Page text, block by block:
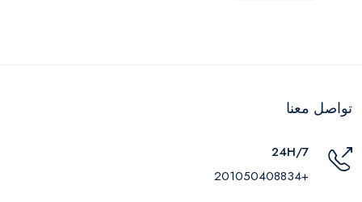
تواصل معنا
24H/7
+201050408834